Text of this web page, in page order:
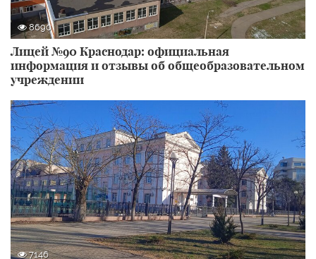
8690
Лицей №90 Краснодар: официальная
информация и отзывы об общеобразовательном
учреждении
7146